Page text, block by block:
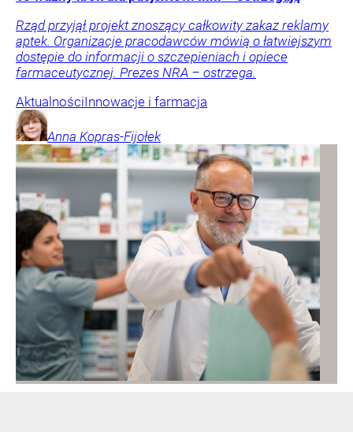
Rząd przyjął projekt znoszący całkowity zakaz reklamy
aptek. Organizacje pracodawców mówią o łatwiejszym
dostępie do informacji o szczepieniach i opiece
farmaceutycznej. Prezes NRA – ostrzega.
AktualnościInnowacje i farmacja
Anna Kopras-Fijołek